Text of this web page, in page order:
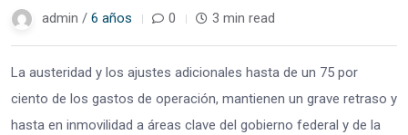
admin / 6 años 0 3 min read
La austeridad y los ajustes adicionales hasta de un 75 por
ciento de los gastos de operación, mantienen un grave retraso y
hasta en inmovilidad a áreas clave del gobierno federal y de la